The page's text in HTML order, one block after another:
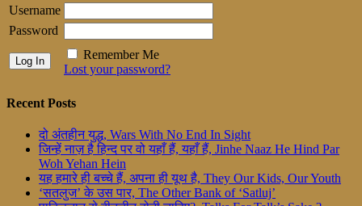
Username
Password
Remember Me
Lost your password?
Recent Posts
दो अंतहीन युद्ध, Wars With No End In Sight
जिन्हें नाज़ है हिन्द पर वो यहाँ हैं, यहाँ हैं, Jinhe Naaz He Hind Par
Woh Yehan Hein
यह हमारे ही बच्चे हैं, अपना ही यूथ है, They Our Kids, Our Youth
‘सतलुज’ के उस पार, The Other Bank of ‘Satluj’